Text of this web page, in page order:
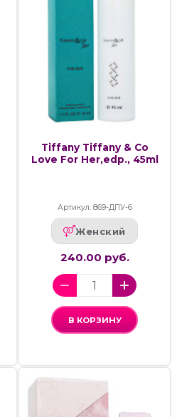
Tiffany Tiffany & Co
Love For Her,edp., 45ml
Артикул: 869-ДПУ-6
Женский
240.00 руб.
В КОРЗИНУ